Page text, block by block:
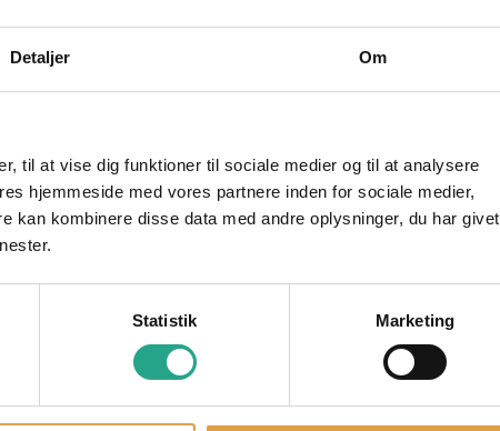
Detaljer Om
til at vise dig funktioner til sociale medier og til at analysere
hjemmeside med vores partnere inden for sociale medier,
kan kombinere disse data med andre oplysninger, du har givet
Statistik Marketing